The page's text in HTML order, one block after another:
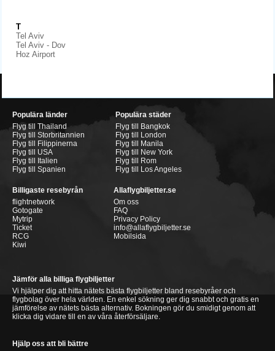
T
Tel Aviv
Tel Aviv - Dov
Hoz Airport
Populära länder
Flyg till Thailand
Flyg till Storbritannien
Flyg till Filippinerna
Flyg till USA
Flyg till Italien
Flyg till Spanien
Populära städer
Flyg till Bangkok
Flyg till London
Flyg till Manila
Flyg till New York
Flyg till Rom
Flyg till Los Angeles
Billigaste resebyrån
flightnetwork
Gotogate
Mytrip
Ticket
RCG
Kiwi
Allaflygbiljetter.se
Om oss
FAQ
Privacy Policy
info@allaflygbiljetter.se
Mobilsida
Jämför alla billiga flygbiljetter
Vi hjälper dig att hitta nätets bästa flygbiljetter bland resebyråer och
flygbolag över hela världen. En enkel sökning ger dig snabbt och gratis en
jämförelse av nätets bästa alternativ. Bokningen gör du smidigt genom att
klicka dig vidare till en av våra återförsäljare.
Hjälp oss att bli bättre